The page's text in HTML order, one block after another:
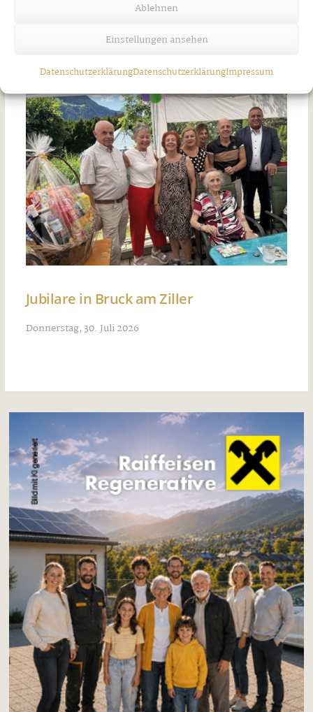
Ablehnen
Einstellungen ansehen
DatenschutzerklärungDatenschutzerklärungImpressum
Donnerstag, 30. Juli 2026
Jubilare in Bruck am Ziller
Donnerstag, 30. Juli 2026